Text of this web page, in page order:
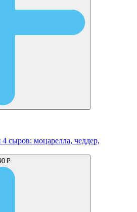
сыров: моцарелла, чеддер,
₽